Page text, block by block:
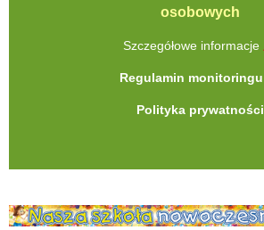
osobowych
Szczegółowe informacje
Regulamin monitoringu
Polityka prywatności